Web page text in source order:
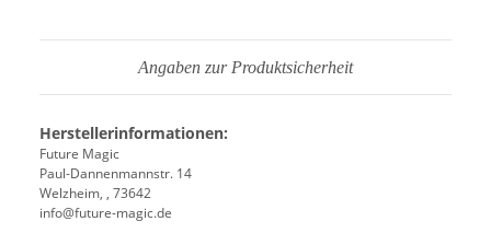
Angaben zur Produktsicherheit
Herstellerinformationen:
Future Magic
Paul-Dannenmannstr. 14
Welzheim, , 73642
info@future-magic.de